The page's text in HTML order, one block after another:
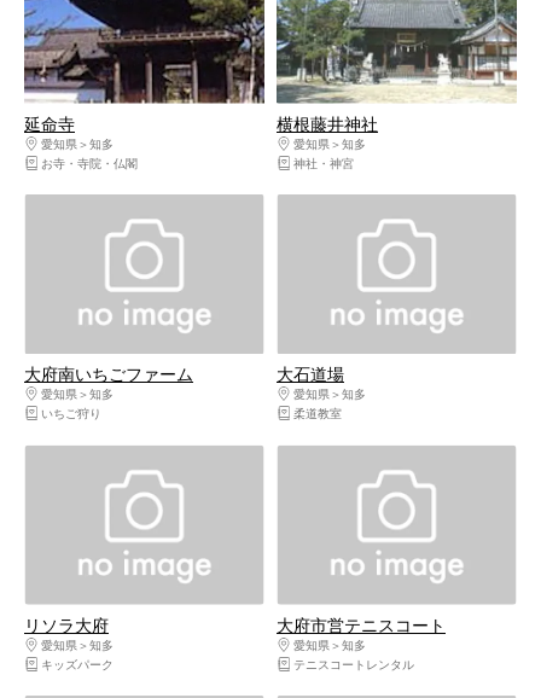
延命寺
愛知県
知多
お寺・寺院・仏閣
横根藤井神社
愛知県
知多
神社・神宮
大府南いちごファーム
愛知県
知多
いちご狩り
大石道場
愛知県
知多
柔道教室
リソラ大府
愛知県
知多
キッズパーク
大府市営テニスコート
愛知県
知多
テニスコートレンタル